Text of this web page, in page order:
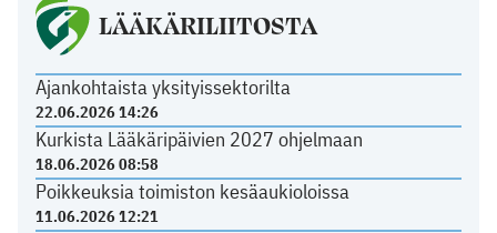
LÄÄKÄRILIITOSTA
Ajankohtaista yksityissektorilta
22.06.2026 14:26
Kurkista Lääkäripäivien 2027 ohjelmaan
18.06.2026 08:58
Poikkeuksia toimiston kesäaukioloissa
11.06.2026 12:21